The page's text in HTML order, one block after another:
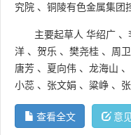
究院 、 铜陵有色金属集团
主要起草人 华绍广 、
洋 、 贺乐 、 樊尧桂 、 周
唐芳 、 夏向伟 、 龙海山 、
小蕊 、 张文娟 、 粱峥 、
查看全文 意